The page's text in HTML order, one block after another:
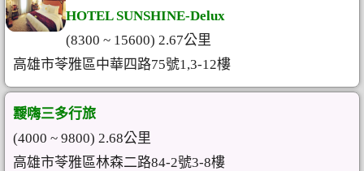
HOTEL SUNSHINE-Delux
(8300 ~ 15600) 2.67公里
高雄市苓雅區中華四路75號1,3-12樓
靉嗨三多行旅
(4000 ~ 9800) 2.68公里
高雄市苓雅區林森二路84-2號3-8樓